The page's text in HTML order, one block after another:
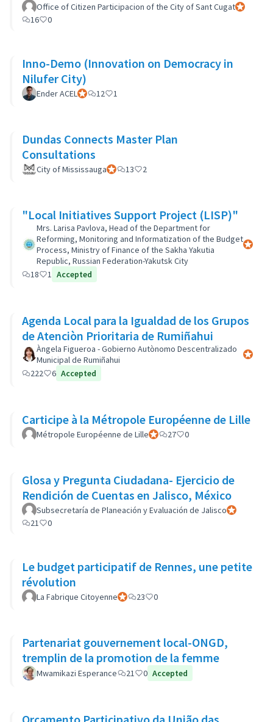
Office of Citizen Participacion of the City of Sant Cugat
16
0
Inno-Demo (Innovation on Democracy in
Nilufer City)
Ender ACELParticipant officiel
12 1
Dundas Connects Master Plan
Consultations
City of MississaugaParticipant officiel
13 2
"Local Initiatives Support Project (LISP)"
Mrs. Larisa Pavlova, Head of the Department for
Reforming, Monitoring and Informatization of the Budget
Process, Ministry of Finance of the Sakha Yakutia
Republic, Russian Federation-Yakutsk City
18 1 Accepted
Agenda Local para la Igualdad de los Grupos
de Atenciòn Prioritaria de Rumiñahui
Àngela Figueroa - Gobierno Autònomo Descentralizado
Municipal de Rumiñahui
222
6 Accepted
Carticipe à la Métropole Européenne de Lille
Métropole Européenne de LilleParticipant officiel
27 0
Glosa y Pregunta Ciudadana- Ejercicio de
Rendición de Cuentas en Jalisco, México
Subsecretaría de Planeación y Evaluación de JaliscoParticipant
21
0
Le budget participatif de Rennes, une petite
révolution
La Fabrique CitoyenneParticipant officiel
23 0
Partenariat gouvernement local-ONGD,
tremplin de la promotion de la femme
Mwamikazi Esperance 21 0 Accepted